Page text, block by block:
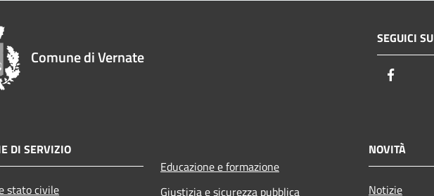
Comune di Vernate
SEGUICI SU
DI SERVIZIO
stato civile
Educazione e formazione
Giustizia e sicurezza pubblica
NOVITÀ
Notizie